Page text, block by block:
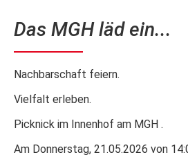
Das MGH läd ein...
Nachbarschaft feiern.
Vielfalt erleben.
Picknick im Innenhof am MGH .
Am Donnerstag, 21.05.2026 von